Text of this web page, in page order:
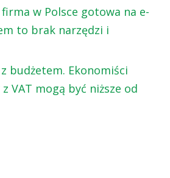
w Polsce gotowa na e-
to brak narzędzi i
budżetem. Ekonomiści
z VAT mogą być niższe od